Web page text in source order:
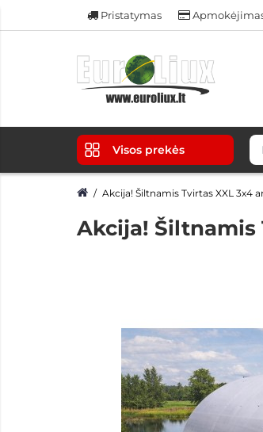
Pristatymas
Visos prekės
Akcija! Šiltnamis Tvirtas XXL 3x4
Akcija! Šiltnamis